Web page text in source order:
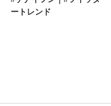
ートレンド